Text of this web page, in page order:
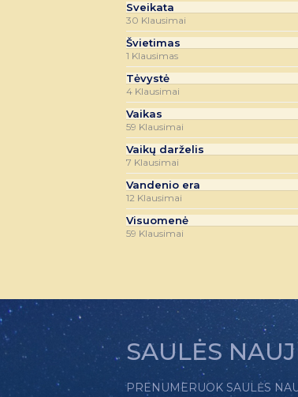
Sveikata
30 Klausimai
Švietimas
1 Klausimas
Tėvystė
4 Klausimai
Vaikas
59 Klausimai
Vaikų darželis
7 Klausimai
Vandenio era
12 Klausimai
Visuomenė
59 Klausimai
SAULĖS
PRENUMERUOK SAULĖS